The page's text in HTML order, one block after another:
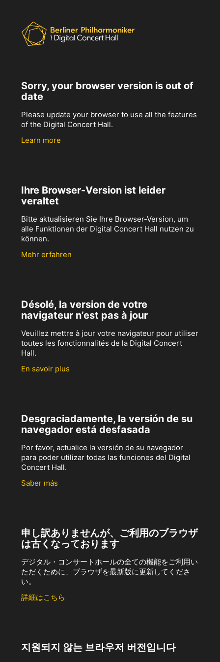
Sorry, your browser version is out of
date
Please update your browser to use all the features
of the Digital Concert Hall.
Learn more
Ihre Browser-Version ist leider
veraltet
Bitte aktualisieren Sie Ihre Browser-Version, um
alle Funktionen der Digital Concert Hall nutzen zu
können.
Mehr erfahren
Désolé, la version de votre
navigateur n’est pas à jour
Veuillez mettre à jour votre navigateur pour utiliser
toutes les fonctionnalités de la Digital Concert
Hall.
En savoir plus
Desgraciadamente, la versión de su
navegador está desfasada
Por favor, actualice la versión de su navegador
para poder utilizar todas las funciones del Digital
Concert Hall.
Saber más
申し訳ありませんが、ご利用のブラウザ
は古くなっております
デジタル・コンサートホールの全ての機能をご利用い
ただくために、ブラウザを最新版に更新してくださ
い。
詳細はこちら
지원되지 않는 브라우저 버전입니다